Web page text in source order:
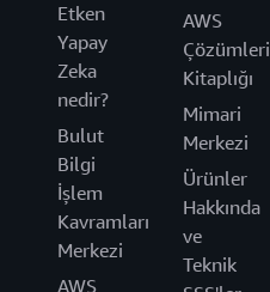
Etken
Yapay
Zeka
nedir?
Bulut
Bilgi
İşlem
Kavramları
Merkezi
AWS
AWS
Çözümleri
Kitaplığı
Mimari
Merkezi
Ürünler
Hakkında
ve
Teknik